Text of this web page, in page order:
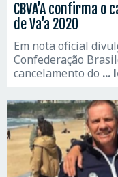
CBVA’A confirma
de Va’a 2020
Em nota oficial
Confederação
cancelamento do ...